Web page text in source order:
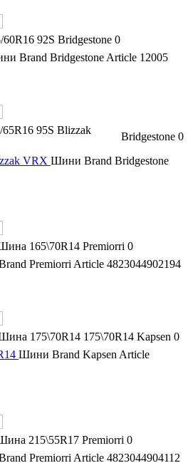
92S Bridgestone 0
Brand Bridgestone Article 12005
95S Blizzak
Bridgestone 0
VRX Шини Brand Bridgestone
165\70R14 Premiorri 0
Premiorri Article 4823044902194
175\70R14 175\70R14 Kapsen 0
Шини Brand Kapsen Article
215\55R17 Premiorri 0
Premiorri Article 4823044904112